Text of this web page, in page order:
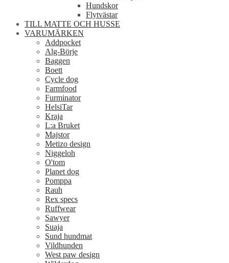
Hundskor
Flytvästar
TILL MATTE OCH HUSSE
VARUMÄRKEN
Addpocket
Alg-Börje
Baggen
Boett
Cycle dog
Farmfood
Furminator
HelsiTar
Kraja
L:a Bruket
Majstor
Metizo design
Niggeloh
O'tom
Planet dog
Pomppa
Rauh
Rex specs
Ruffwear
Sawyer
Suaja
Sund hundmat
Vildhunden
West paw design